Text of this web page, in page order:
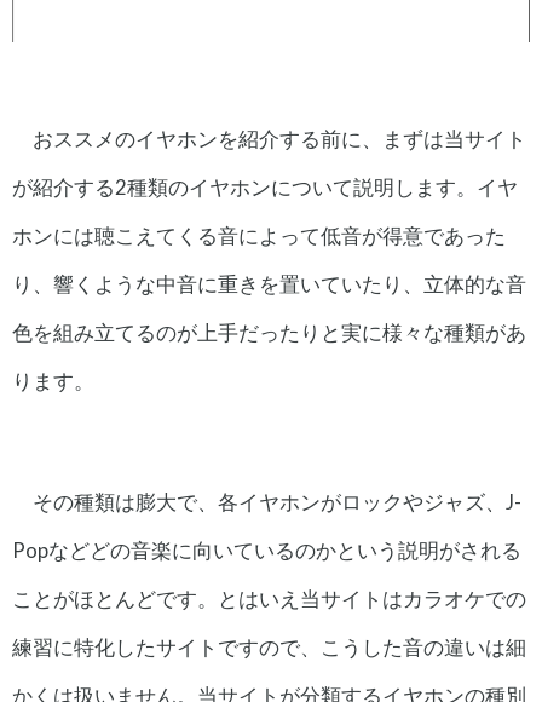
おススメのイヤホンを紹介する前に、まずは当サイト
が紹介する2種類のイヤホンについて説明します。イヤ
ホンには聴こえてくる音によって低音が得意であった
り、響くような中音に重きを置いていたり、立体的な音
色を組み立てるのが上手だったりと実に様々な種類があ
ります。
その種類は膨大で、各イヤホンがロックやジャズ、J-
Popなどどの音楽に向いているのかという説明がされる
ことがほとんどです。とはいえ当サイトはカラオケでの
練習に特化したサイトですので、こうした音の違いは細
かくは扱いません。当サイトが分類するイヤホンの種別